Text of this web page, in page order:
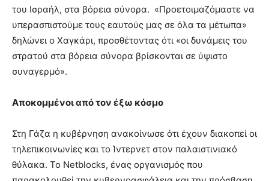
του Ισραήλ, στα βόρεια σύνορα. «Προετοιμαζόμαστε να
υπερασπιστούμε τους εαυτούς μας σε όλα τα μέτωπα»
δηλώνει ο Χαγκάρι, προσθέτοντας ότι «οι δυνάμεις του
στρατού στα βόρεια σύνορα βρίσκονται σε ύψιστο
συναγερμό».
Αποκομμένοι από τον έξω κόσμο
Στη Γάζα η κυβέρνηση ανακοίνωσε ότι έχουν διακοπεί οι
τηλεπικοινωνίες και το Ίντερνετ στον παλαιστινιακό
θύλακα. Το Netblocks, ένας οργανισμός που